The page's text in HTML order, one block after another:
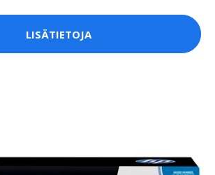
LISÄTIETOJA